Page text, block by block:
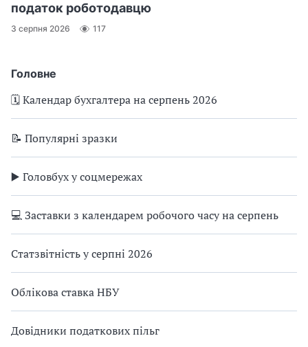
Головне
🗓️ Календар бухгалтера на серпень 2026
📝 Популярні зразки
▶️ Головбух у соцмережах
💻 Заставки з календарем робочого часу на серпень
Статзвітність у серпні 2026
Облікова ставка НБУ
Довідники податкових пільг
податок роботодавцю
3 серпня 2026 117